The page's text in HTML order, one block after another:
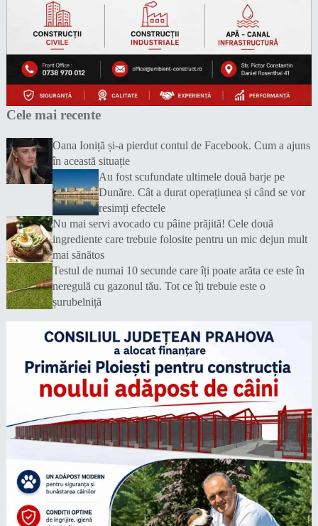
Cele mai recente
Oana Ioniță și-a pierdut contul de Facebook. Cum a ajuns
în această situație
Au fost scufundate ultimele două barje pe
Dunăre. Cât a durat operațiunea și când se vor
resimți efectele
Nu mai servi avocado cu pâine prăjită! Cele două
ingrediente care trebuie folosite pentru un mic dejun mult
mai sănătos
Testul de numai 10 secunde care îți poate arăta ce este în
neregulă cu gazonul tău. Tot ce îți trebuie este o
șurubelniță